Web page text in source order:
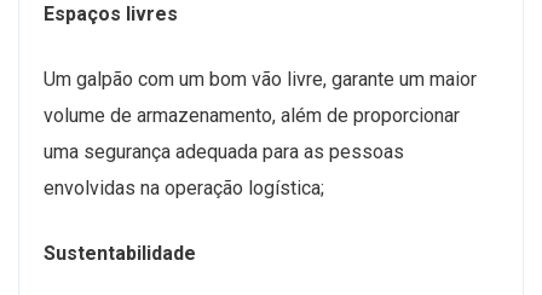
Espaços livres
Um galpão com um bom vão livre, garante um maior
volume de armazenamento, além de proporcionar
uma segurança adequada para as pessoas
envolvidas na operação logística;
Sustentabilidade